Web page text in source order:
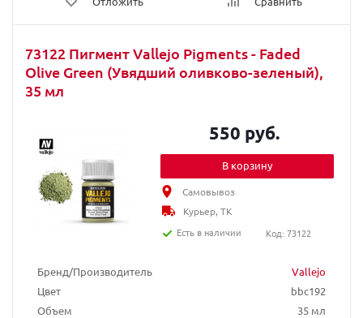
73122 Пигмент Vallejo Pigments - Faded
Olive Green (Увядший оливково-зеленый),
35 мл
Бренд/Производитель
Vallejo
Цвет
bbc192
Объем
35 мл
550 руб.
В корзину
Самовывоз
Курьер, ТК
Есть в наличии
Код: 73122